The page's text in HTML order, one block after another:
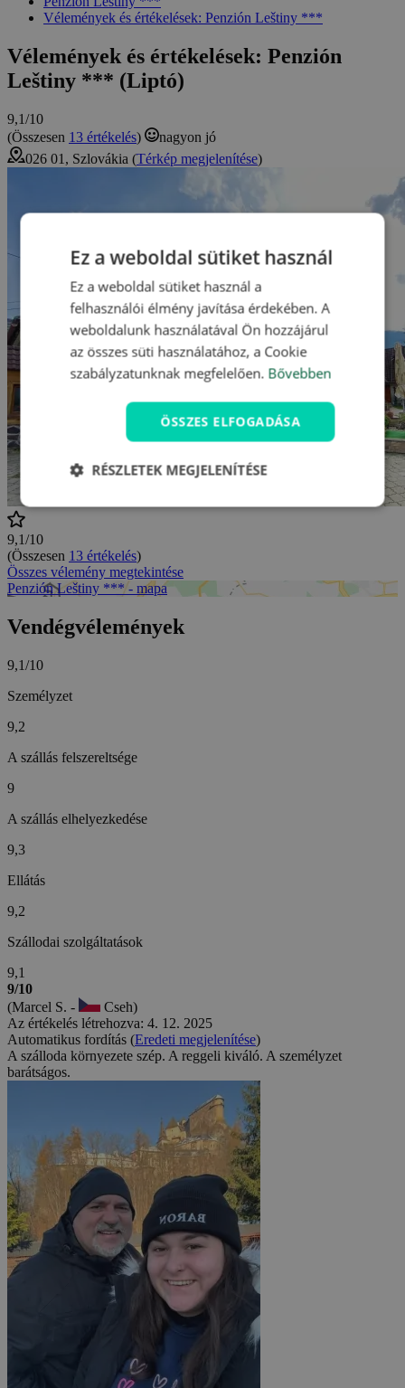
Vélemények és értékelések: Penzión Leštiny ***
Vélemények és értékelések: Penzión
Leštiny *** (Liptó)
9,1/10
(Összesen 13 értékelés)
nagyon jó
026 01, Szlovákia (Térkép megjelenítése)
9,1/10
(Összesen 13 értékelés)
Összes vélemény megtekintése
Penzión Leštiny *** - mapa
Vendégvélemények
9,1/10
Személyzet
9,2
A szállás felszereltsége
9
A szállás elhelyezkedése
9,3
Ellátás
9,2
Szállodai szolgáltatások
9,1
9/10
(Marcel S. -
Cseh)
Az értékelés létrehozva: 4. 12. 2025
Automatikus fordítás (Eredeti megjelenítése)
A szálloda környezete szép. A reggeli kiváló. A személyzet
barátságos.
Ez a weboldal sütiket használ
Ez a weboldal sütiket használ a
felhasználói élmény javítása érdekében. A
weboldalunk használatával Ön hozzájárul
az összes süti használatához, a Cookie
szabályzatunknak megfelelően. Bővebben
ÖSSZES ELFOGADÁSA
RÉSZLETEK MEGJELENÍTÉSE